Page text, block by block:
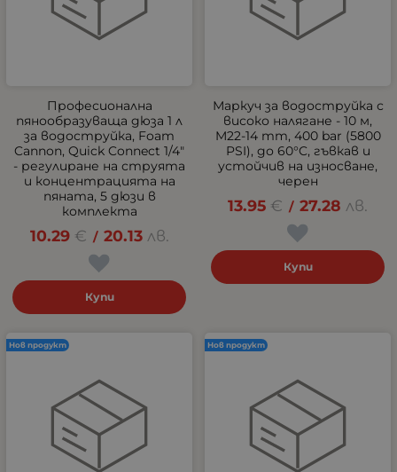
Професионална
пянообразуваща дюза 1 л
за водоструйка, Foam
Cannon, Quick Connect 1/4"
- регулиране на струята
и концентрацията на
пяната, 5 дюзи в
комплекта
10.29 € / 20.13 лв.
Купи
Маркуч за водоструйка с
високо налягане - 10 м,
M22-14 mm, 400 bar (5800
PSI), до 60°C, гъвкав и
устойчив на износване,
черен
13.95 € / 27.28 лв.
Купи
Нов продукт Нов продукт